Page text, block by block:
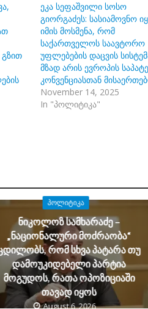
ეკა სეფაშვილი სოსო
გიორგაძეს: სასიამოვნო
იმის მოსმენა, რომ
საქართველოს საავტორო
უფლებების დაცვის
მზად არის ევროპის
კონვენციასთან
November 14, 2025
In "პოლიტიკა"
ᲞᲝᲚᲘᲢᲘᲙᲐ
ნიკოლოზ სამხარაძე –
„ნაციონალური მოძრაობა“
რომ სხვა პატარა თუ
დამოუკიდებელი პარტია
მოგუდოს, რათა ოპოზიციაში
თავად იყოს
August 6, 2026